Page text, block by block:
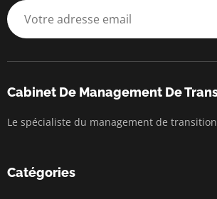
Cabinet De Management De
Le spécialiste du management de transition
Catégories